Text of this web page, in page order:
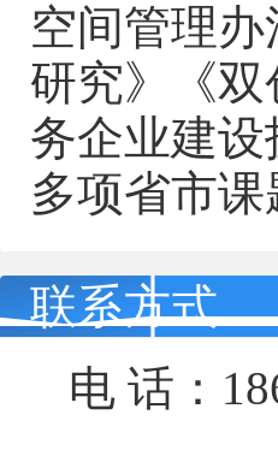
空间管理
研究》《
务企业建
多项省市
联系方式
电 话：